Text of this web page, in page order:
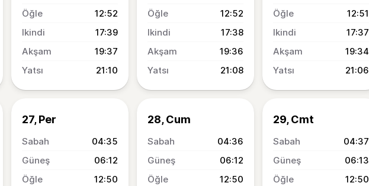
12:52
17:39
19:37
21:10
12:52
17:38
19:36
21:08
12:51
17:37
19:34
21:06
27, Per
04:35
06:12
12:50
28, Cum
04:36
06:12
12:50
29, Cmt
04:37
06:13
12:50